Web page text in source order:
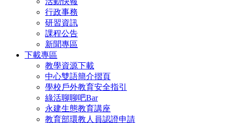
行政事務
研習資訊
課程公告
新聞專區
下載專區
教學資源下載
中心雙語簡介摺頁
學校戶外教育安全指引
綠活聊聊吧Bar
永建生態教育講座
教育部環教人員認證申請